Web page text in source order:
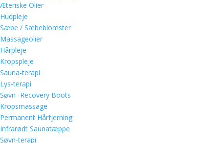
Æteriske Olier
Hudpleje
Sæbe / Sæbeblomster
Massageolier
Hårpleje
Kropspleje
Sauna-terapi
Lys-terapi
Søvn -Recovery Boots
Kropsmassage
Permanent Hårfjerning
Infrarødt Saunatæppe
Søvn-terapi